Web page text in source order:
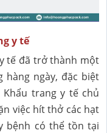
y tế
tế đã trở thành một
hàng ngày, đặc biệt
trang y tế chủ
việc hít thở các hạt
bệnh có thể tồn tại